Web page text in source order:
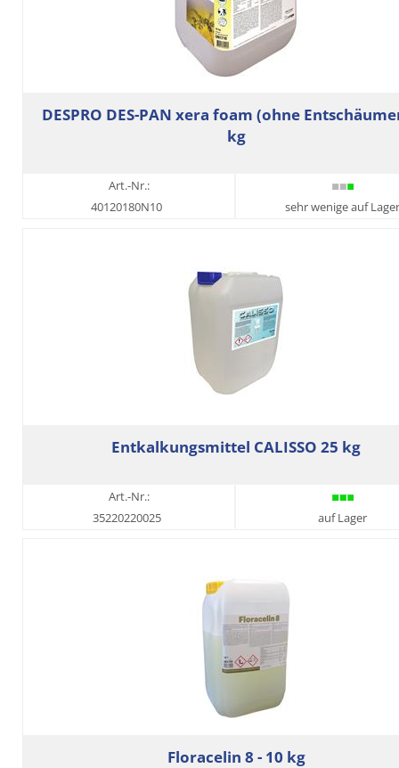
DESPRO DES-PAN xera foam (ohne
kg
Art.-Nr.:
40120180N10
sehr wenige auf Lager
Entkalkungsmittel CALISSO 25 kg
Art.-Nr.:
35220220025
auf Lager
Floracelin 8 - 10 kg